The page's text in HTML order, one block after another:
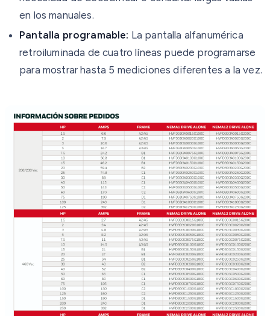
en los manuales.
Pantalla programable: La pantalla alfanumérica
retroiluminada de cuatro líneas puede programarse
para mostrar hasta 5 mediciones diferentes a la vez.